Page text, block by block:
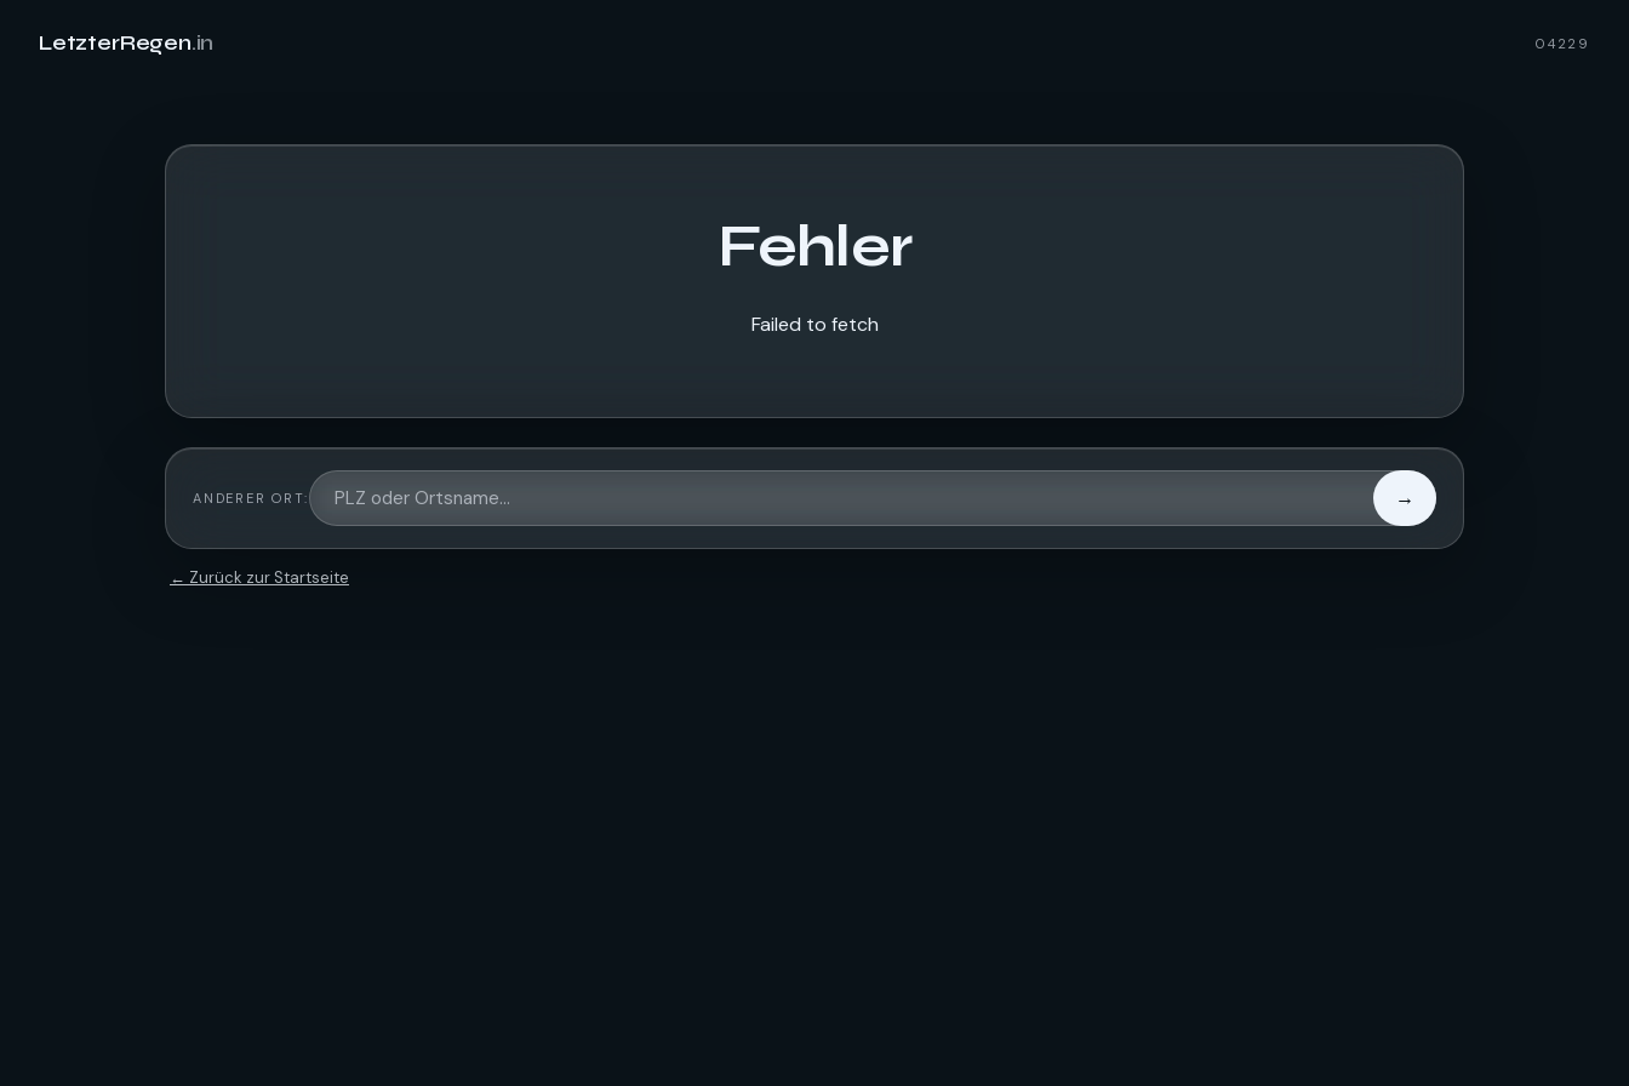
LetzterRegen.in 04229
Fehler
Failed to fetch
ANDERER ORT: →
← Zurück zur Startseite